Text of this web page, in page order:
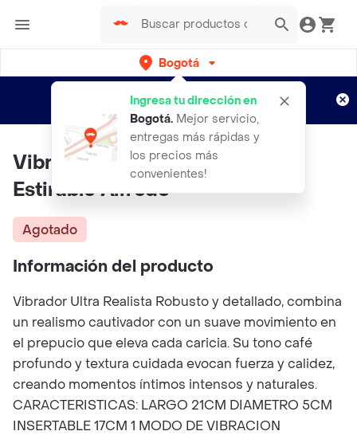
Bogotá
Ingresa tu dirección en
Bogotá. Mejor servicio,
entregas más rápidas y
los precios más
convenientes!
envíos gratis por semanas
Aplican TyC
Vibrador Ultra Realista Piel
Estirable Alfredo
Agotado
Información del producto
Vibrador Ultra Realista Robusto y detallado, combina
un realismo cautivador con un suave movimiento en
el prepucio que eleva cada caricia. Su tono café
profundo y textura cuidada evocan fuerza y calidez,
creando momentos íntimos intensos y naturales.
CARACTERISTICAS: LARGO 21CM DIAMETRO 5CM
INSERTABLE 17CM 1 MODO DE VIBRACION